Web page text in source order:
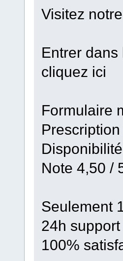
Visitez
Entrer
cliquez ici
Formulaire
Note 4,50 /
Seulement
24h
100%